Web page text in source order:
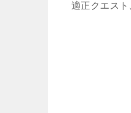
適正クエス